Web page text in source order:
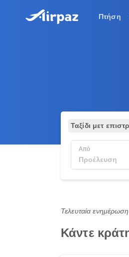
Πτήση
Ταξίδι μετ
Από
Τελευταία ενημέρωση
Κάντε